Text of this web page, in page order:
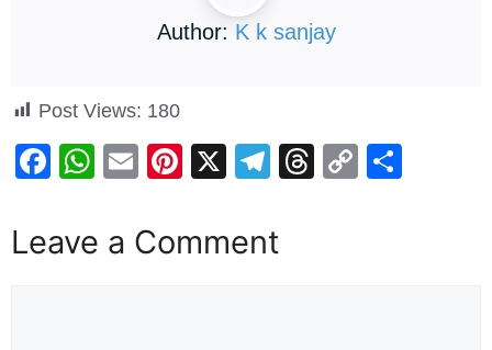
Author: K k sanjay
Post Views: 180
F
c
e
W
at
s
E
ail
Pi
er
e
X
T
e
gr
T
C
Leave a Comment